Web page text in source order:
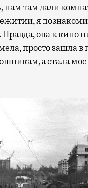
нам там дали
я
она к кино
просто зашла в
а стала